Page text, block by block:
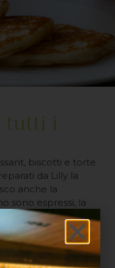
tutti i
biscotti e torte
da Lilly la
anche la
sono espressi, la
così come i
rigorosamente
7:00 alle 10:00